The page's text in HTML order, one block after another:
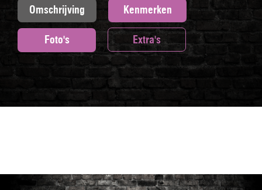
Omschrijving Kenmerken
Foto's Extra's